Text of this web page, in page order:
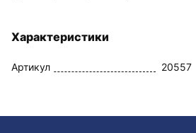
Характеристики
Артикул 20557